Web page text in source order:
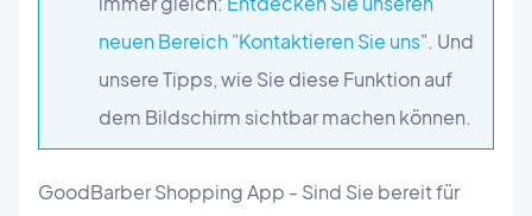
neuen Bereich "Kontaktieren Sie uns". Und
unsere Tipps, wie Sie diese Funktion auf
dem Bildschirm sichtbar machen können.
GoodBarber Shopping App - Sind Sie bereit für